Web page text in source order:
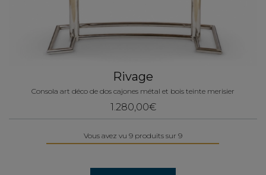
Rivage
Consola art déco de dos cajones métal et bois teinte merisier
1.280,00€
Vous avez vu 9 produits sur 9